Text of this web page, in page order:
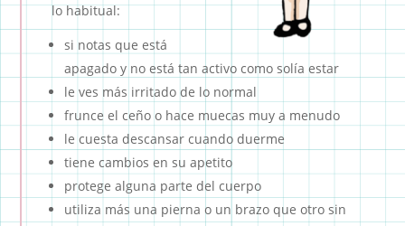
lo habitual:
si notas que está
apagado y no está tan activo como solía estar
le ves más irritado de lo normal
frunce el ceño o hace muecas muy a menudo
le cuesta descansar cuando duerme
tiene cambios en su apetito
protege alguna parte del cuerpo
utiliza más una pierna o un brazo que otro sin